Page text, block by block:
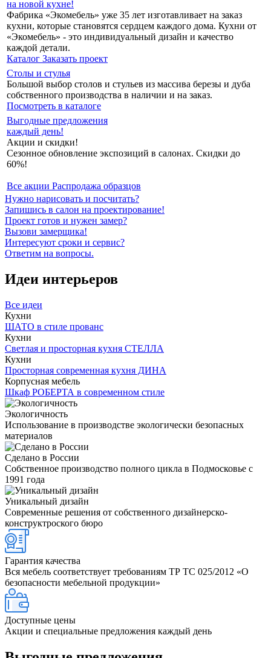
на новой кухне!
Фабрика «Экомебель» уже 35 лет изготавливает на заказ
кухни, которые становятся сердцем каждого дома. Кухни от
«Экомебель» - это индивидуальный дизайн и качество
каждой детали.
Каталог Заказать проект
Столы и стулья
Большой выбор столов и стульев из массива березы и дуба
собственного производства в наличии и на заказ.
Посмотреть в каталоге
Выгодные предложения
каждый день!
Акции и скидки!
Сезонное обновление экспозиций в салонах. Скидки до
60%!
Все акции Распродажа образцов
Нужно нарисовать и посчитать?
Запишись в салон на проектирование!
Проект готов и нужен замер?
Вызови замерщика!
Интересуют сроки и сервис?
Ответим на вопросы.
Идеи интерьеров
Все идеи
Кухни
ШАТО в стиле прованс
Кухни
Светлая и просторная кухня СТЕЛЛА
Кухни
Просторная современная кухня ДИНА
Корпусная мебель
Шкаф РОБЕРТА в современном стиле
Экологичность
Использование в производстве экологически безопасных
материалов
Сделано в России
Собственное производство полного цикла в Подмосковье с
1991 года
Уникальный дизайн
Современные решения от собственного дизайнерско-
конструктроского бюро
Гарантия качества
Вся мебель соответствует требованиям ТР ТС 025/2012 «О
безопасности мебельной продукции»
Доступные цены
Акции и специальные предложения каждый день